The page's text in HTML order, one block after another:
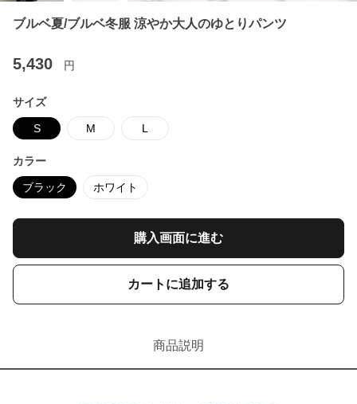
ブルベ夏/ブルベ冬服 涼やか大人のゆとりパンツ
5,430 円
サイズ
S M L
カラー
ブラック ホワイト
購入画面に進む
カートに追加する
商品説明